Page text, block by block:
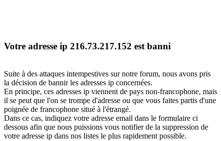
Votre adresse ip 216.73.217.152 est banni
Suite à des attaques intempestives sur notre forum, nous avons pris
la décision de bannir les adresses ip concernées.
En principe, ces adresses ip viennent de pays non-francophone, mais
il se peut que l'on se trompe d'adresse ou que vous faites partis d'une
poignée de francophone situé à l'étrangé.
Dans ce cas, indiquez votre adresse email dans le formulaire ci
dessous afin que nous puissions vous notifier de la suppression de
votre adresse ip dans nos listes le plus rapidement possible.